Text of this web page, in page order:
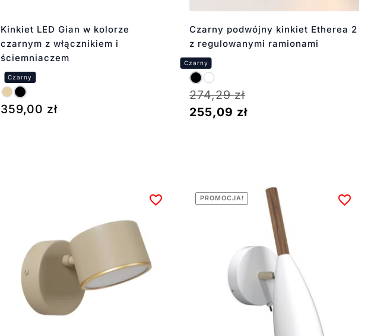
Kinkiet LED Gian w kolorze
czarnym z włącznikiem i
ściemniaczem
359,00 zł
Czarny podwójny kinkiet Etherea 2
z regulowanymi ramionami
274,29zł
255,09 zł
PROMOCJA!